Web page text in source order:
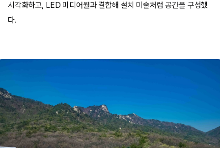
시각화하고, LED 미디어월과 결합해 설치 미술처럼 공간을 구성했
다.